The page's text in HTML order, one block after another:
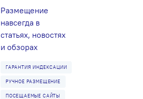
Размещение
навсегда в
статьях, новостях
и обзорах
ГАРАНТИЯ ИНДЕКСАЦИИ
РУЧНОЕ РАЗМЕЩЕНИЕ
ПОСЕЩАЕМЫЕ САЙТЫ